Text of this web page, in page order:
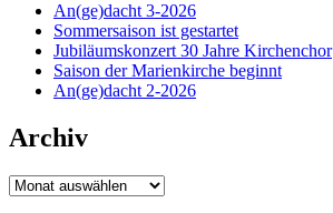
An(ge)dacht 3-2026
Sommersaison ist gestartet
Jubiläumskonzert 30 Jahre Kirchenchor
Saison der Marienkirche beginnt
An(ge)dacht 2-2026
Archiv
Archiv